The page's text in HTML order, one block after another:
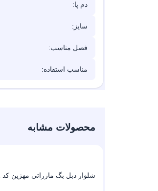
دم پا:
سایز:
فصل مناسب:
مناسب استفاده:
محصولات مشابه
شلوار دبل بگ مازراتی مهژین کد 3298121